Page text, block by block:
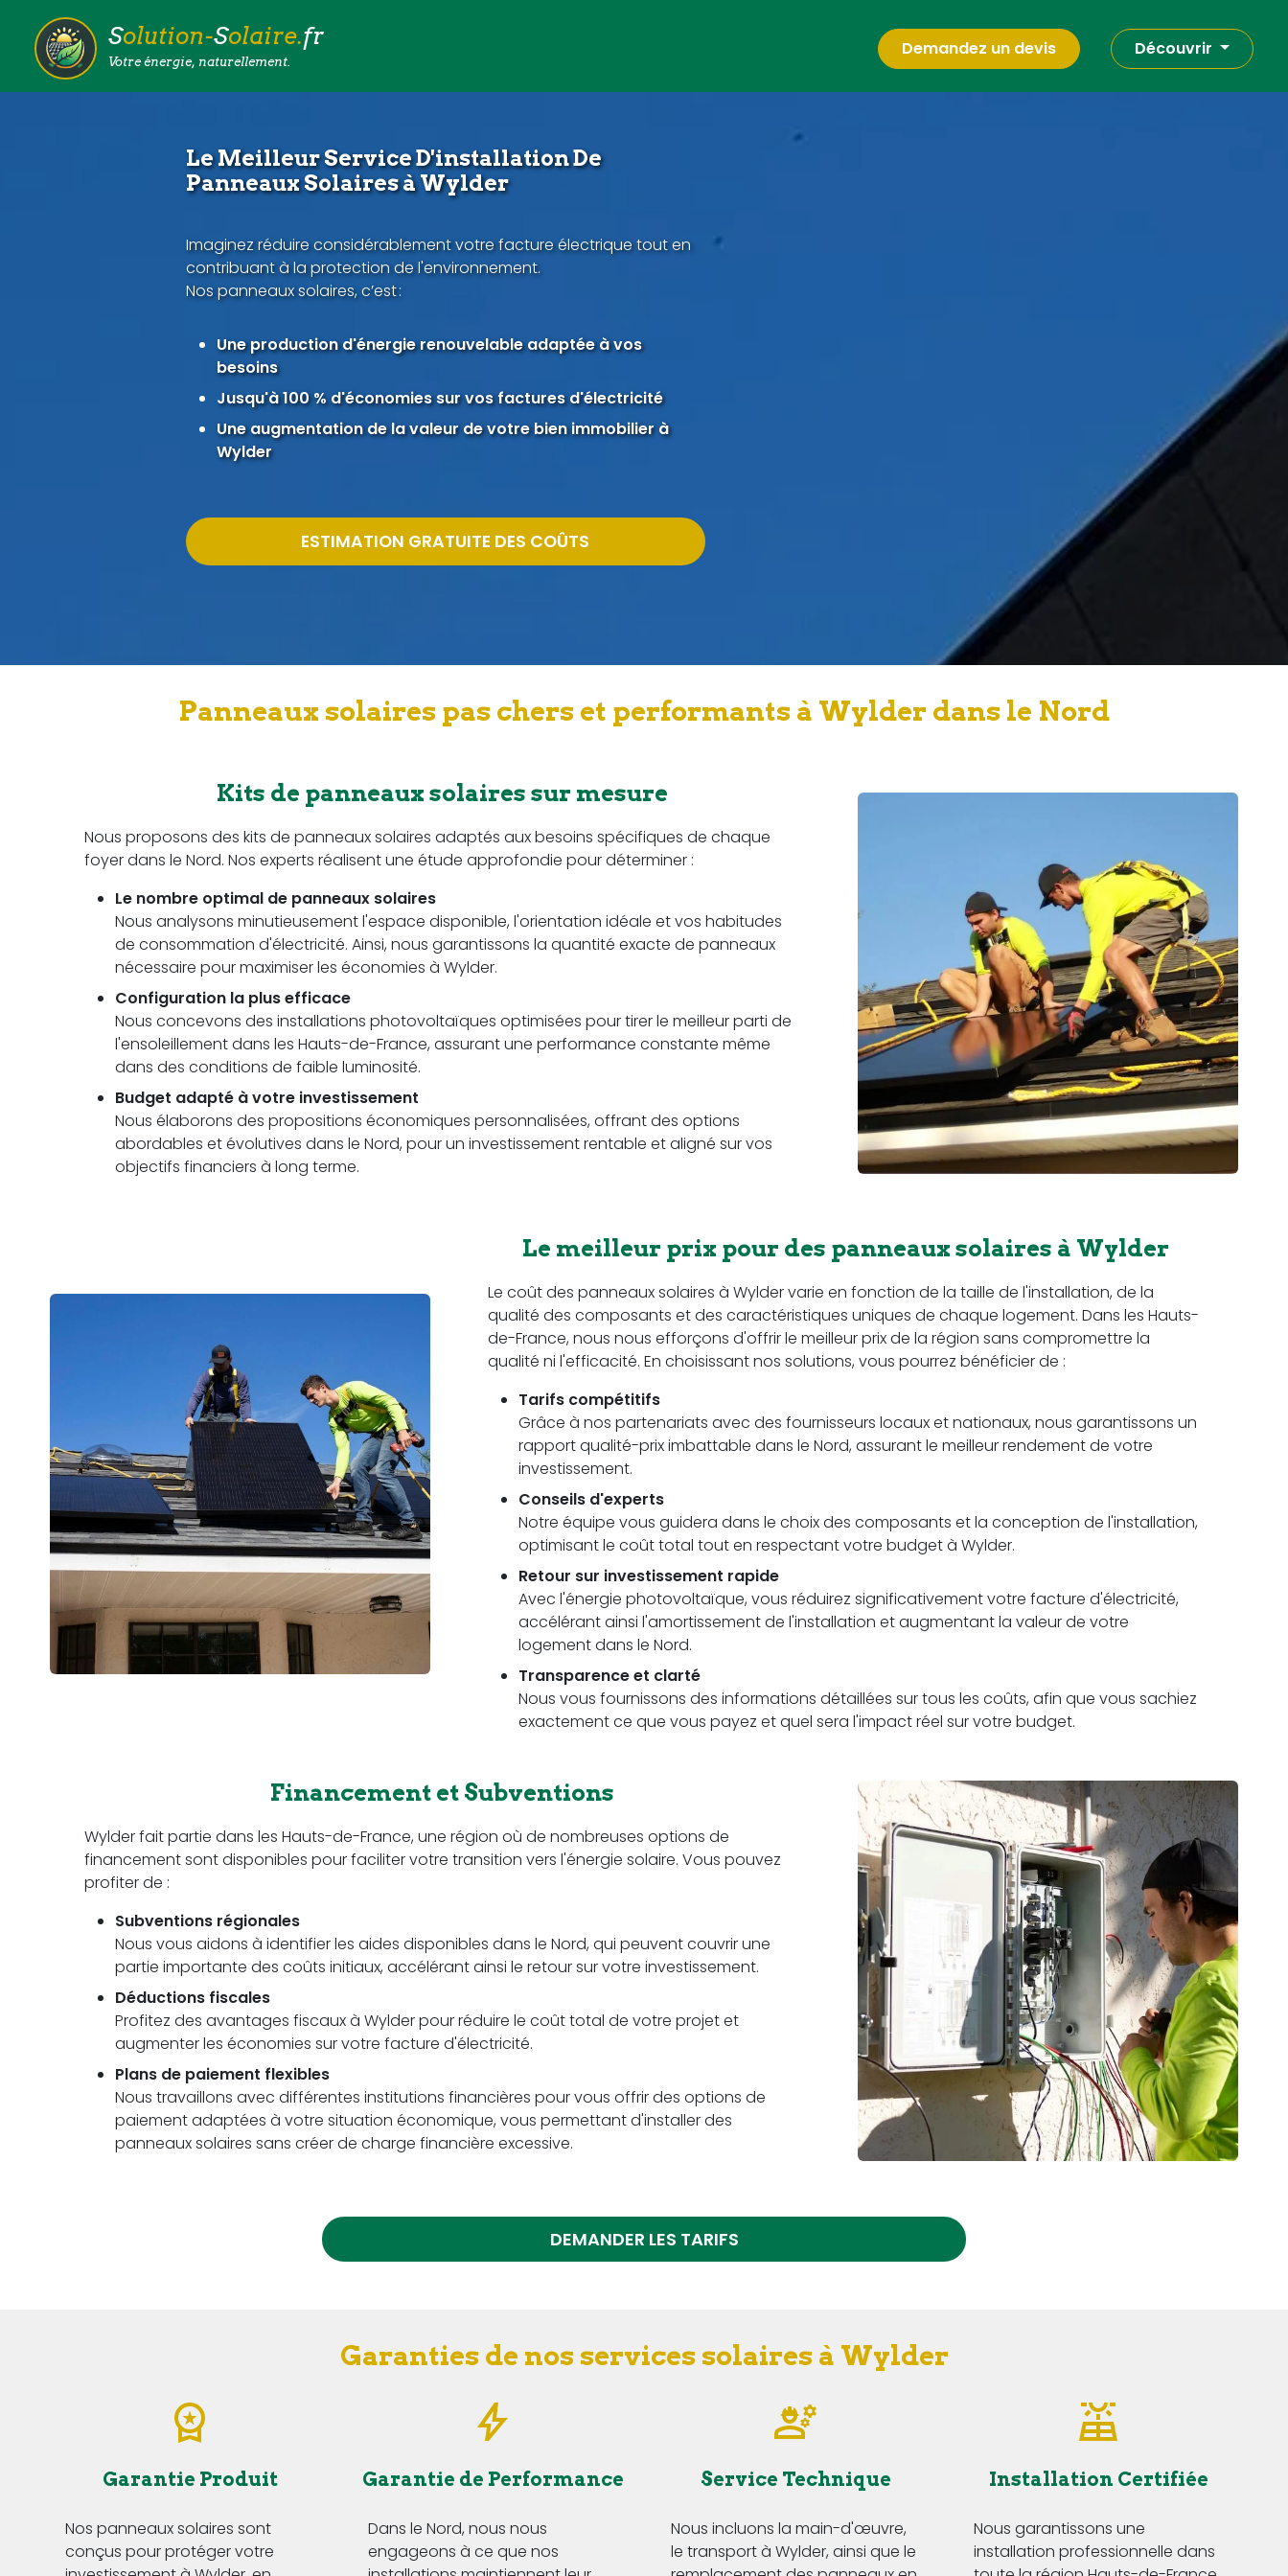
Solution-Solaire.fr
Votre énergie, naturellement.
Demandez un devis Découvrir
Le Meilleur Service D'installation De
Panneaux Solaires à Wylder
Imaginez réduire considérablement votre facture électrique tout en
contribuant à la protection de l'environnement.
Nos panneaux solaires, c’est :
Une production d'énergie renouvelable adaptée à vos
besoins
Jusqu'à 100 % d'économies sur vos factures d'électricité
Une augmentation de la valeur de votre bien immobilier à
Wylder
ESTIMATION GRATUITE DES COÛTS
Panneaux solaires pas chers et performants à Wylder dans le Nord
Kits de panneaux solaires sur mesure
Nous proposons des kits de panneaux solaires adaptés aux besoins spécifiques de chaque
foyer dans le Nord. Nos experts réalisent une étude approfondie pour déterminer :
Le nombre optimal de panneaux solaires
Nous analysons minutieusement l'espace disponible, l'orientation idéale et vos habitudes
de consommation d'électricité. Ainsi, nous garantissons la quantité exacte de panneaux
nécessaire pour maximiser les économies à Wylder.
Configuration la plus efficace
Nous concevons des installations photovoltaïques optimisées pour tirer le meilleur parti de
l'ensoleillement dans les Hauts-de-France, assurant une performance constante même
dans des conditions de faible luminosité.
Budget adapté à votre investissement
Nous élaborons des propositions économiques personnalisées, offrant des options
abordables et évolutives dans le Nord, pour un investissement rentable et aligné sur vos
objectifs financiers à long terme.
Le meilleur prix pour des panneaux solaires à Wylder
Le coût des panneaux solaires à Wylder varie en fonction de la taille de l'installation, de la
qualité des composants et des caractéristiques uniques de chaque logement. Dans les Hauts-
de-France, nous nous efforçons d'offrir le meilleur prix de la région sans compromettre la
qualité ni l'efficacité. En choisissant nos solutions, vous pourrez bénéficier de :
Tarifs compétitifs
Grâce à nos partenariats avec des fournisseurs locaux et nationaux, nous garantissons un
rapport qualité-prix imbattable dans le Nord, assurant le meilleur rendement de votre
investissement.
Conseils d'experts
Notre équipe vous guidera dans le choix des composants et la conception de l'installation,
optimisant le coût total tout en respectant votre budget à Wylder.
Retour sur investissement rapide
Avec l'énergie photovoltaïque, vous réduirez significativement votre facture d'électricité,
accélérant ainsi l'amortissement de l'installation et augmentant la valeur de votre
logement dans le Nord.
Transparence et clarté
Nous vous fournissons des informations détaillées sur tous les coûts, afin que vous sachiez
exactement ce que vous payez et quel sera l'impact réel sur votre budget.
Financement et Subventions
Wylder fait partie dans les Hauts-de-France, une région où de nombreuses options de
financement sont disponibles pour faciliter votre transition vers l'énergie solaire. Vous pouvez
profiter de :
Subventions régionales
Nous vous aidons à identifier les aides disponibles dans le Nord, qui peuvent couvrir une
partie importante des coûts initiaux, accélérant ainsi le retour sur votre investissement.
Déductions fiscales
Profitez des avantages fiscaux à Wylder pour réduire le coût total de votre projet et
augmenter les économies sur votre facture d'électricité.
Plans de paiement flexibles
Nous travaillons avec différentes institutions financières pour vous offrir des options de
paiement adaptées à votre situation économique, vous permettant d'installer des
panneaux solaires sans créer de charge financière excessive.
DEMANDER LES TARIFS
Garanties de nos services solaires à Wylder
Garantie Produit
Nos panneaux solaires sont
conçus pour protéger votre
Garantie de Performance
Dans le Nord, nous nous
engageons à ce que nos
Service Technique
Nous incluons la main-d'œuvre,
le transport à Wylder, ainsi que le
Installation Certifiée
Nous garantissons une
installation professionnelle dans